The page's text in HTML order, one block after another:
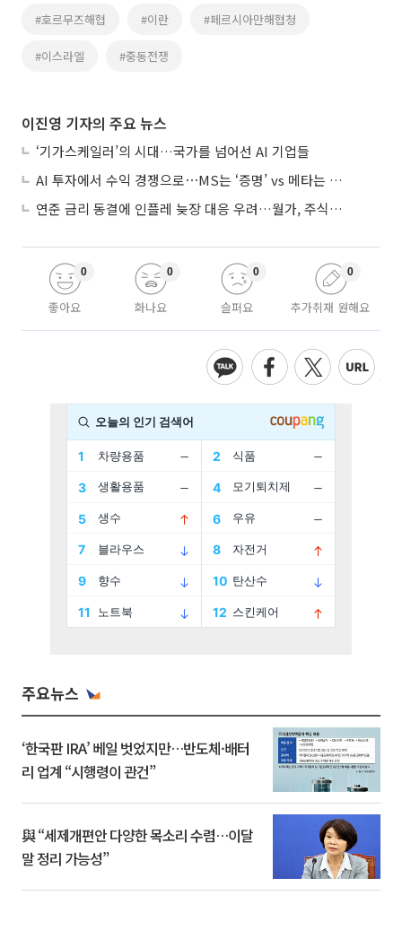
#호르무즈해협 #이란 #페르시아만해협청
#이스라엘 #중동전쟁
이진영 기자의 주요 뉴스
‘기가스케일러’의 시대…국가를 넘어선 AI 기업들
AI 투자에서 수익 경쟁으로⋯MS는 ‘증명’ vs 메타는 ‘숙제’
연준 금리 동결에 인플레 늦장 대응 우려…월가, 주식도 채권도 던졌다
좋아요
0
화나요
0
슬퍼요
0
추가취재 원해요
0
주요뉴스
‘한국판 IRA’ 베일 벗었지만…반도체·배터
리 업계 “시행령이 관건”
與 “세제개편안 다양한 목소리 수렴…이달
말 정리 가능성”